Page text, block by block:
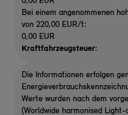
Bei einem angenommenen
von 220,00 EUR/t:
0,00 EUR
Kraftfahrzeugsteuer:
Die Informationen erfolgen
Werte wurden nach dem
(Worldwide harmonised